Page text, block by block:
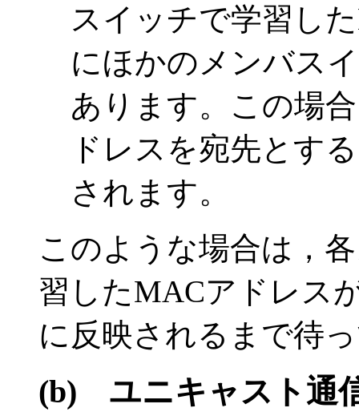
スイッチで学習し
にほかのメンバス
あります。この場
ドレスを宛先とす
されます。
このような場合は，
習したMACアドレス
に反映されるまで待
(b) ユニキャスト通